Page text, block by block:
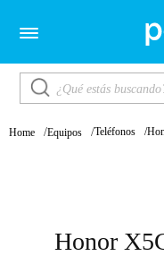
Home Equipos Teléfonos
Honor